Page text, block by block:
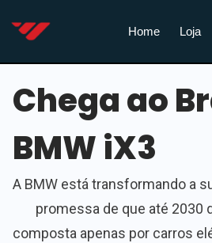
Home Loja
Chega ao
BMW iX3
A BMW está transformando a
promessa de que até 2030
composta apenas por carros